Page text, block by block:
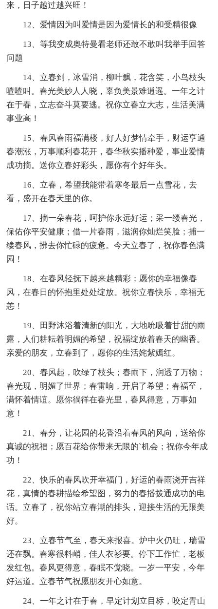
来，日子越过越兴旺！
12、爱情因为叫爱情是因为爱情长的和受精很像
13、等我变成奥特曼看老师还敢不敢叫我举手回答
问题
14、立春到，冰雪消，柳叶飘，花含笑，小鸟枝头
喳喳叫。春光美妙人人晓，辜负美景难逍遥。一年之计
在于春，立志奋斗莫要逃。祝你立春立大志，生活美满
事业高！
15、春风春雨福满楼，好人好梦情牵手，财运亨通
春潮涨，万事顺利春花开，春华秋实播种爱，事业爱情
成功摘。送你立春好彩头，愿你有个好年头。
16、立春，希望我能带着寒冬最后一点雪花，去
看，盛开在春天里的你。
17、摘一朵春花，呵护你永远好运；采一缕春光，
保佑你平安健康；借一片春雨，滋润你灿烂笑脸；捕一
缕春风，拂去你忙碌的疲惫。今天立春了，祝你春色满
园！
18、在春风轻抚下越来越精彩；愿你的幸福像春
风，在春日的怀抱里处处绽放。祝你立春快乐，幸福无
恙！
19、田野沐浴着清新的阳光，大地吮吸着甘甜的雨
露，人们耕耘着明媚的希望，祝福绽放着春天的幽香。
亲爱的朋友，立春到了，愿你的生活姹紫嫣红。
20、春风起，吹绿了枝头；春雨下，润透了万物；
春光现，明媚了世界；春雷响，开启了希望；春福至，
满怀着情谊。愿你徜徉在春光里，春风得意，万事如
意！
21、春分，让花园的花香沿着春风的风向，送给你
真诚的祝福；愿百花给你带来无限的`机会；祝你今年成
功！
22、快乐的春风吹开幸福门，好运的春雨浇开吉祥
花，真情的春耕描绘希望图，努力的春播拨通成功的电
话。立春了，祝你站立春潮的排头，迎接生活的无限美
好。
23、立春节气至，春天来报喜。炉中火仍旺，瑞雪
还在飘。春寒很料峭，佳人衣衫要。停下工作忙，老板
发红包。春风更得意，春眠不觉晓。一岁一平安，今年
好运道。立春节气祝愿朋友开心如意。
24、一年之计在于春，早定计划立目标，咬定青山